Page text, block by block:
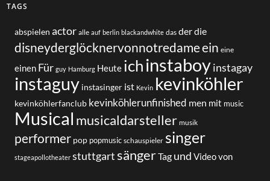
TAGS
abspielen actor alle auf berlin blackandwhite das derdie
disneyderglöcknervonnotredameein eine
einen Für guy Hamburg Heute ichinstaboy instagay
instaguy instasinger ist Kevin kevinköhler
kevinköhlerfanclub kevinköhlerunfinished men mit music
Musical musicaldarsteller musik
performer pop popmusic schauspieler singer
stageapollotheater stuttgartsängerTag und Video von